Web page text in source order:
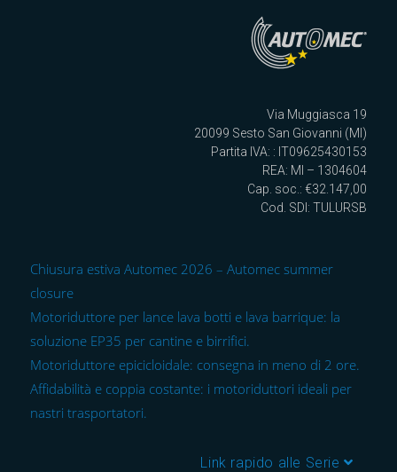
Via Muggiasca 19
20099 Sesto San Giovanni (MI)
Partita IVA: : IT09625430153
REA: MI – 1304604
Cap. soc.: €32.147,00
Cod. SDI: TULURSB
Chiusura estiva Automec 2026 – Automec summer
closure
Motoriduttore per lance lava botti e lava barrique: la
soluzione EP35 per cantine e birrifici.
Motoriduttore epicicloidale: consegna in meno di 2 ore.
Affidabilità e coppia costante: i motoriduttori ideali per
nastri trasportatori.
Link rapido alle Serie